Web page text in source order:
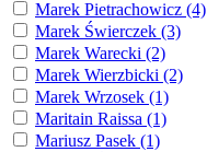
Marek Pietrachowicz (4)
Marek Świerczek (3)
Marek Warecki (2)
Marek Wierzbicki (2)
Marek Wrzosek (1)
Maritain Raissa (1)
Mariusz Pasek (1)